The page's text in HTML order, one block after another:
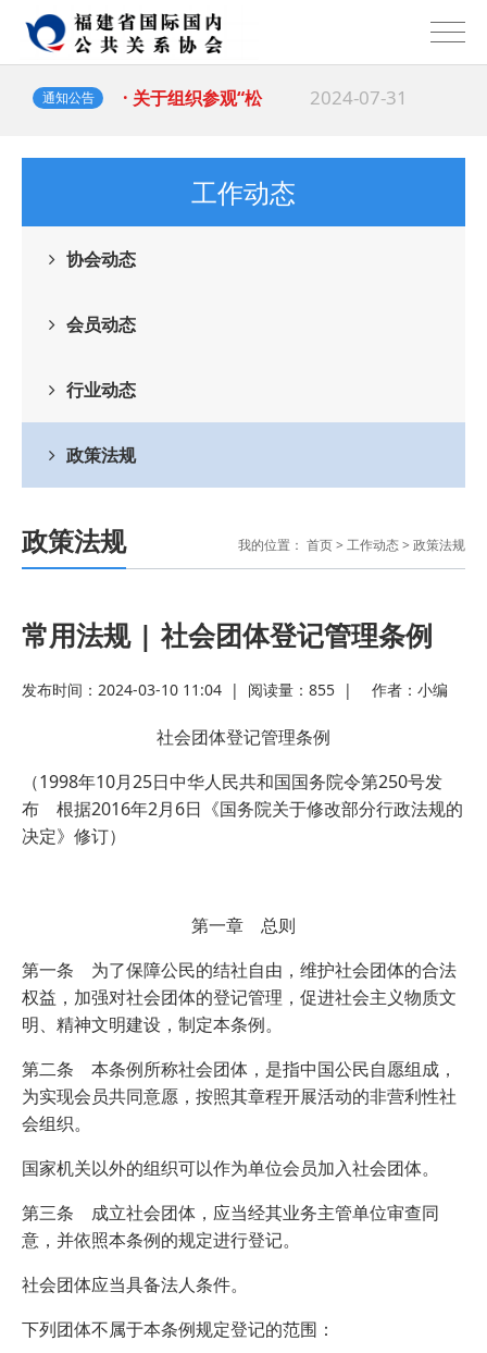
通知公告 · 关于组织参观“松 2024-07-31
· 关于收取2024 2024-05-23
工作动态
协会动态
会员动态
行业动态
政策法规
政策法规 我的位置： 首页> 工作动态> 政策法规
常用法规 | 社会团体登记管理条例
发布时间：2024-03-10 11:04 | 阅读量： 855 | 作者： 小编
社会团体登记管理条例
（1998年10月25日中华人民共和国国务院令第250号发
布 根据2016年2月6日《国务院关于修改部分行政法规的
决定》修订）
第一章 总则
第一条 为了保障公民的结社自由，维护社会团体的合法
权益，加强对社会团体的登记管理，促进社会主义物质文
明、精神文明建设，制定本条例。
第二条 本条例所称社会团体，是指中国公民自愿组成，
为实现会员共同意愿，按照其章程开展活动的非营利性社
会组织。
国家机关以外的组织可以作为单位会员加入社会团体。
第三条 成立社会团体，应当经其业务主管单位审查同
意，并依照本条例的规定进行登记。
社会团体应当具备法人条件。
下列团体不属于本条例规定登记的范围：